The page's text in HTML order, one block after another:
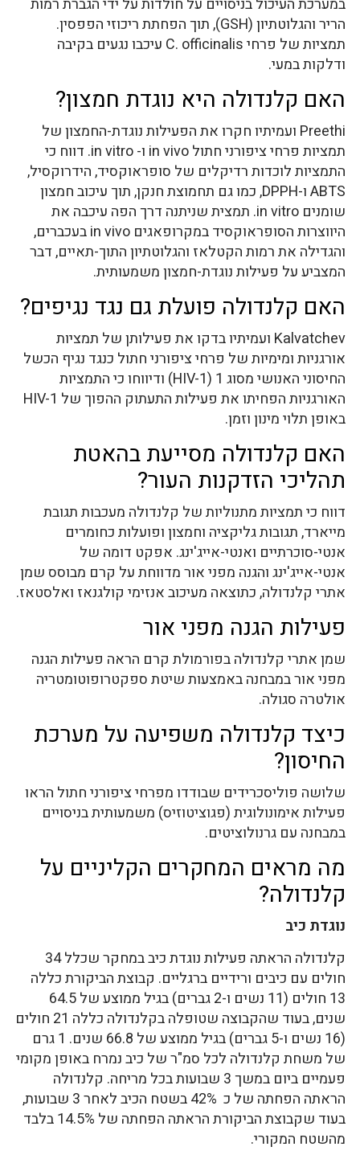
הריר והגלוטתיון (GSH), תוך הפחתת ריכוזי הפפסין.
תמציות של פרחי C. officinalis עיכבו נגעים בקיבה
ודלקות במעי.
האם קלנדולה היא נוגדת חמצון?
Preethi ועמיתיו חקרו את הפעילות נוגדת-החמצון של
תמציות פרחי ציפורני חתול in vivo ו- in vitro. דווח כי
התמציות לוכדות רדיקלים של סופראוקסיד, הידרוקסיל,
ABTS ו-DPPH, כמו גם תחמוצת חנקן, תוך עיכוב חמצון
שומנים in vitro. תמצית שניתנה דרך הפה עיכבה את
היווצרות הסופראוקסיד במקרופאגים in vivo בעכברים,
והגדילה את רמות הקטלאז והגלוטתיון התוך-תאיים, דבר
המצביע על פעילות נוגדת-חמצון משמעותית.
האם קלנדולה פועלת גם נגד נגיפים?
Kalvatchev ועמיתיו בדקו את פעילותן של תמציות
אורגניות ומימיות של פרחי ציפורני חתול כנגד נגיף הכשל
החיסוני האנושי מסוג 1 (HIV-1) ודיווחו כי התמציות
האורגניות הפחיתו את פעילות התעתוק ההפוך של HIV-1
באופן תלוי מינון וזמן.
האם קלנדולה מסייעת בהאטת
תהליכי הזדקנות העור?
דווח כי תמציות מתנוליות של קלנדולה מעכבות תגובת
מייארד, תגובות גליקציה וחמצון ופועלות כחומרים
אנטי-סוכרתיים ואנטי-אייג'ינג. אפקט דומה של
אנטי-אייג'ינג והגנה מפני אור מדווחת על קרם מבוסס שמן
אתרי קלנדולה, כתוצאה מעיכוב אנזימי קולגנאז ואלסטאז.
פעילות הגנה מפני אור
שמן אתרי קלנדולה בפורמולת קרם הראה פעילות הגנה
מפני אור במבחנה באמצעות שיטת ספקטרופוטומטריה
אולטרה סגולה.
כיצד קלנדולה משפיעה על מערכת
החיסון?
שלושה פוליסכרידים שבודדו מפרחי ציפורני חתול הראו
פעילות אימונולוגית (פגוציטוזיס) משמעותית בניסויים
במבחנה עם גרנולוציטים.
מה מראים המחקרים הקליניים על
קלנדולה?
נוגדת כיב
קלנדולה הראתה פעילות נוגדת כיב במחקר שכלל 34
חולים עם כיבים ורידיים ברגליים. קבוצת הביקורת כללה
13 חולים (11 נשים ו-2 גברים) בגיל ממוצע של 64.5
שנים, בעוד שהקבוצה שטופלה בקלנדולה כללה 21 חולים
(16 נשים ו-5 גברים) בגיל ממוצע של 66.8 שנים. 1 גרם
של משחת קלנדולה לכל סמ"ר של כיב נמרח באופן מקומי
פעמיים ביום במשך 3 שבועות בכל מריחה. קלנדולה
הראתה הפחתה של כ 42% בשטח הכיב לאחר 3 שבועות,
בעוד שקבוצת הביקורת הראתה הפחתה של 14.5% בלבד
מהשטח המקורי.